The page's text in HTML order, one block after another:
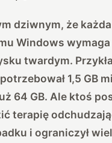
dziwnym, że
Windows
twardym.
1,5 GB
64 GB. Ale ktoś
terapię
i ograniczył